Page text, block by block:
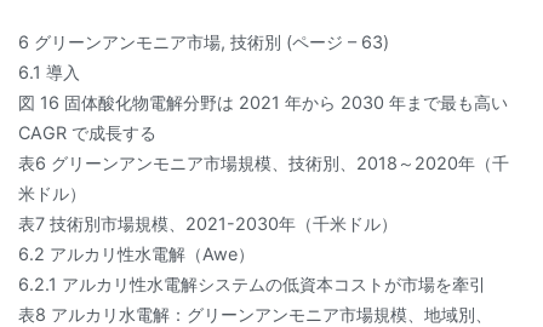
6 グリーンアンモニア市場, 技術別 (ページ – 63)
6.1 導入
図 16 固体酸化物電解分野は 2021 年から 2030 年まで最も高い
CAGR で成長する
表6 グリーンアンモニア市場規模、技術別、2018～2020年（千
米ドル）
表7 技術別市場規模、2021-2030年（千米ドル）
6.2 アルカリ性水電解（Awe）
6.2.1 アルカリ性水電解システムの低資本コストが市場を牽引
表8 アルカリ水電解：グリーンアンモニア市場規模、地域別、